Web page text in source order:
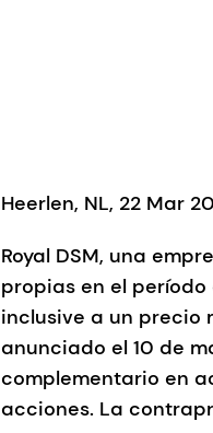
Heerlen, NL, 22 Mar
Royal DSM, una
propias en el período
inclusive a un precio
anunciado el 10 de
complementario en
acciones. La